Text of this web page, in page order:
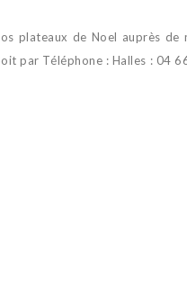
plateaux de Noel auprès
par Téléphone : Halles : 04